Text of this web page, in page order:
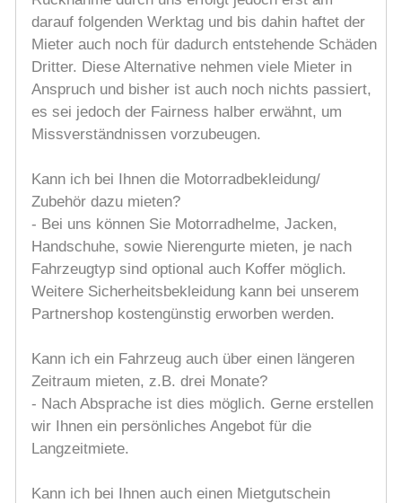
darauf folgenden Werktag und bis dahin haftet der
Mieter auch noch für dadurch entstehende Schäden
Dritter. Diese Alternative nehmen viele Mieter in
Anspruch und bisher ist auch noch nichts passiert,
es sei jedoch der Fairness halber erwähnt, um
Missverständnissen vorzubeugen.
Kann ich bei Ihnen die Motorradbekleidung/
Zubehör dazu mieten?
- Bei uns können Sie Motorradhelme, Jacken,
Handschuhe, sowie Nierengurte mieten, je nach
Fahrzeugtyp sind optional auch Koffer möglich.
Weitere Sicherheitsbekleidung kann bei unserem
Partnershop kostengünstig erworben werden.
Kann ich ein Fahrzeug auch über einen längeren
Zeitraum mieten, z.B. drei Monate?
- Nach Absprache ist dies möglich. Gerne erstellen
wir Ihnen ein persönliches Angebot für die
Langzeitmiete.
Kann ich bei Ihnen auch einen Mietgutschein